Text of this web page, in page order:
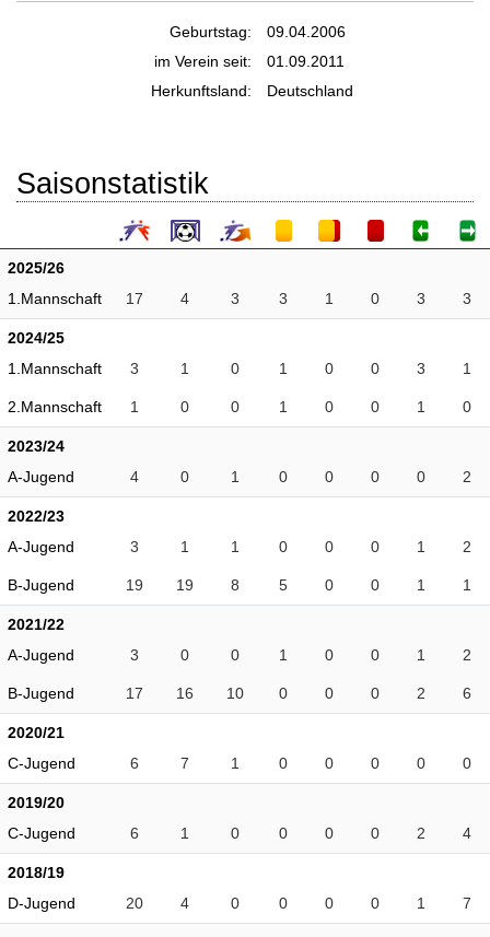
Geburtstag:
09.04.2006
im Verein seit:
01.09.2011
Herkunftsland:
Deutschland
Saisonstatistik
2025/26
1.Mannschaft
17 4 3 3 1 0 3 3
2024/25
1.Mannschaft
3 1 0 1 0 0 3 1
2.Mannschaft 1 0 0 1 0 0 1 0
2023/24
A-Jugend
4 0 1 0 0 0 0 2
2022/23
A-Jugend
3 1 1 0 0 0 1 2
B-Jugend 19 19 8 5 0 0 1 1
2021/22
A-Jugend
3 0 0 1 0 0 1 2
B-Jugend 17 16 10 0 0 0 2 6
2020/21
C-Jugend
6 7 1 0 0 0 0 0
2019/20
C-Jugend
6 1 0 0 0 0 2 4
2018/19
D-Jugend
20 4 0 0 0 0 1 7